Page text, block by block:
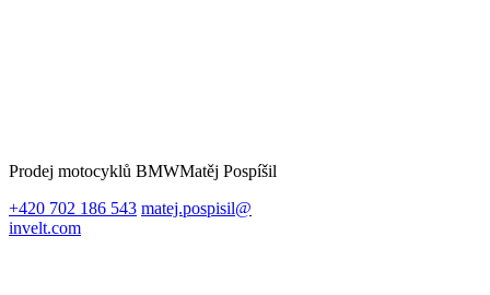
Prodej motocyklů BMWMatěj Pospíšil
+420 702 186 543 matej.pospisil@
invelt.com